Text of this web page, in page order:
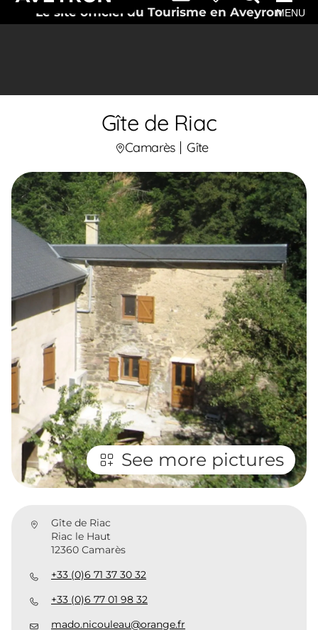
Le site officiel du Tourisme en AveyronMENU
Gîte de Riac
Camarès Gîte
See more pictures
Gîte de Riac
Riac le Haut
12360 Camarès
+33 (0)6 71 37 30 32
+33 (0)6 77 01 98 32
mado.nicouleau@orange.fr